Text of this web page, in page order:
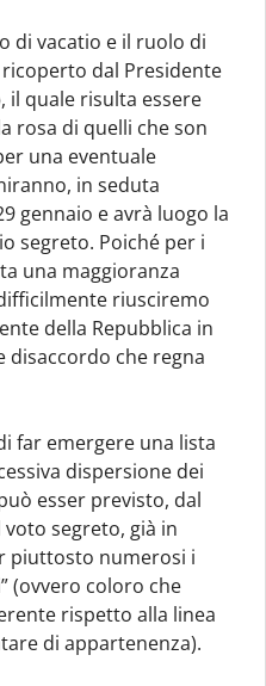
di vacatio e il ruolo di
dal Presidente
, il quale risulta essere
rosa di quelli che son
una eventuale
in seduta
gennaio e avrà luogo la
segreto. Poiché per i
una maggioranza
riusciremo
della Repubblica in
disaccordo che regna
far emergere una lista
dispersione dei
esser previsto, dal
segreto, già in
piuttosto numerosi i
(ovvero coloro che
rispetto alla linea
di appartenenza).